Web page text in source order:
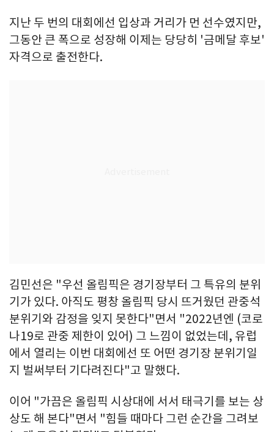
지난 두 번의 대회에선 입상과 거리가 먼 선수였지만,
그동안 큰 폭으로 성장해 이제는 당당히 '금메달 후보'
자격으로 출전한다.
김민선은 "우선 올림픽은 경기장부터 그 특유의 분위
기가 있다. 아직도 평창 올림픽 당시 뜨거웠던 관중석
분위기와 감정을 잊지 못한다"면서 "2022년엔 (코로
나19로 관중 제한이 있어) 그 느낌이 없었는데, 유럽
에서 열리는 이번 대회에선 또 어떤 경기장 분위기일
지 벌써부터 기다려진다"고 말했다.
이어 "가끔은 올림픽 시상대에 서서 태극기를 보는 상
상도 해 본다"면서 "힘들 때마다 그런 순간을 그려보